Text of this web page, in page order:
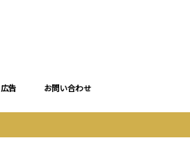
広告 お問い合わせ